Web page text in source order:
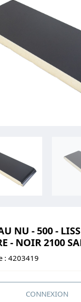
NU - 500 -
- NOIR 2100
: 4203419
CONNEXION